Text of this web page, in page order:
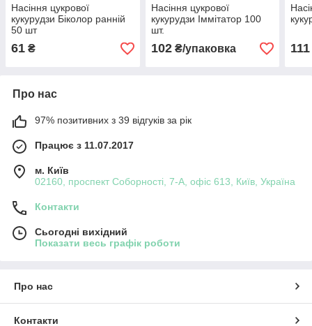
Насіння цукрової
кукурудзи Біколор ранній
50 шт
61 ₴
Насіння цукрової
кукурудзи Іммітатор 100
шт.
102₴/упаковка 111
Про нас
97% позитивних з 39 відгуків за рік
Працює з 11.07.2017
м. Київ
02160, проспект Соборності, 7-А, офіс 613, Київ, Україна
Контакти
Сьогодні вихідний
Показати весь графік роботи
Про нас
Контакти